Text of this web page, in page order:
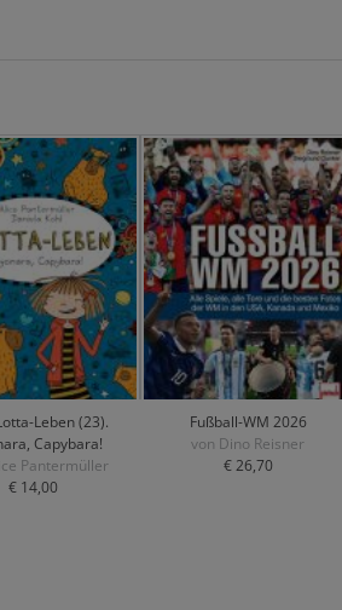
Leben (23).
Capybara!
Pantermüller
€ 14,00
Fußball-WM 2026
von Dino Reisner
€ 26,70